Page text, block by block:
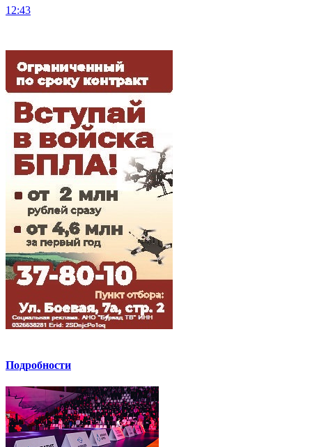
12:43
Подробности